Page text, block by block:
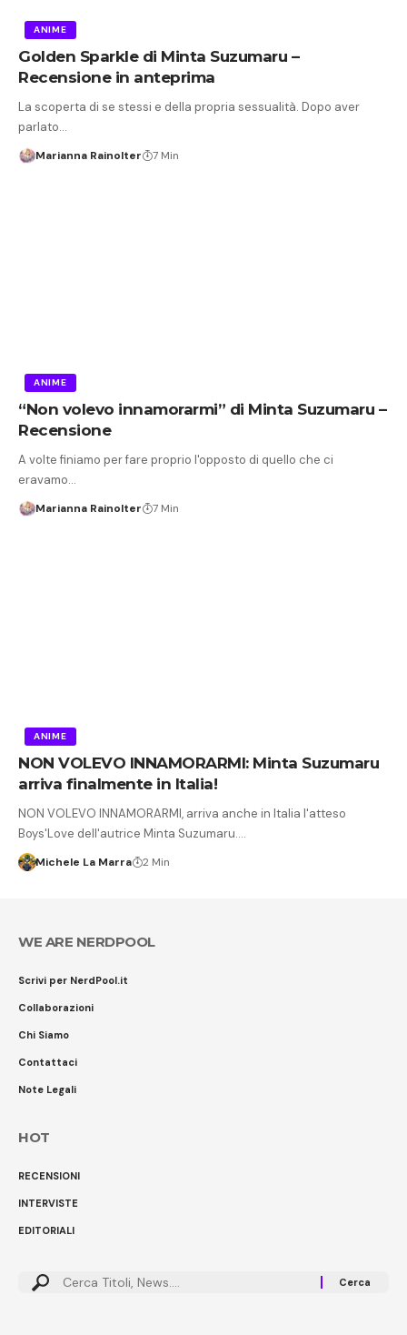
ANIME
Golden Sparkle di Minta Suzumaru –
Recensione in anteprima
La scoperta di se stessi e della propria sessualità. Dopo aver
parlato…
Marianna Rainolter 7 Min
ANIME
“Non volevo innamorarmi” di Minta Suzumaru –
Recensione
A volte finiamo per fare proprio l'opposto di quello che ci
eravamo…
Marianna Rainolter 7 Min
ANIME
NON VOLEVO INNAMORARMI: Minta Suzumaru
arriva finalmente in Italia!
NON VOLEVO INNAMORARMI, arriva anche in Italia l'atteso
Boys'Love dell'autrice Minta Suzumaru.…
Michele La Marra 2 Min
WE ARE NERDPOOL
Scrivi per NerdPool.it
Collaborazioni
Chi Siamo
Contattaci
Note Legali
HOT
RECENSIONI
INTERVISTE
EDITORIALI
Cerca: